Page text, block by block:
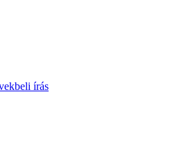
írás